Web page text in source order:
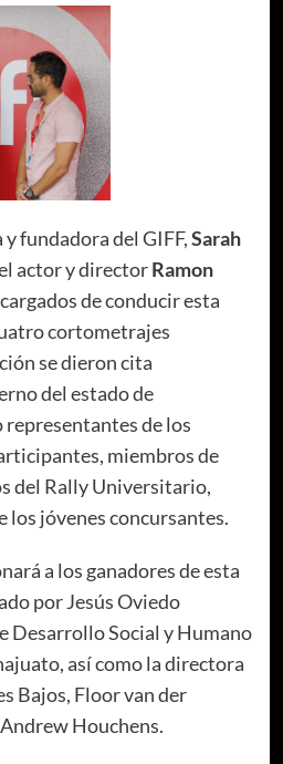
fundadora del GIFF,Sarah
actor y directorRamon
de conducir esta
cortometrajes
se dieron cita
del estado de
de los
miembros de
del Rally Universitario,
los jóvenes concursantes.
a los ganadores de esta
por Jesús Oviedo
Desarrollo Social y Humano
así como la directora
Bajos, Floor van der
Houchens.